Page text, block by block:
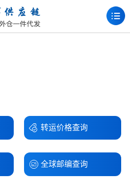
转运价格查询
全球邮编查询